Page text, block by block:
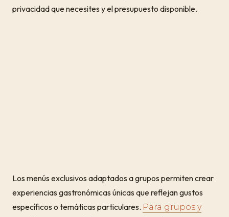
privacidad que necesites y el presupuesto disponible.
Los menús exclusivos adaptados a grupos permiten crear
experiencias gastronómicas únicas que reflejan gustos
específicos o temáticas particulares. Para grupos y